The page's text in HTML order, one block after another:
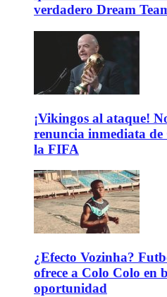
verdadero Dream
¡Vikingos al ataque!
renuncia inmediata
la FIFA
¿Efecto Vozinha?
ofrece a Colo Colo en
oportunidad